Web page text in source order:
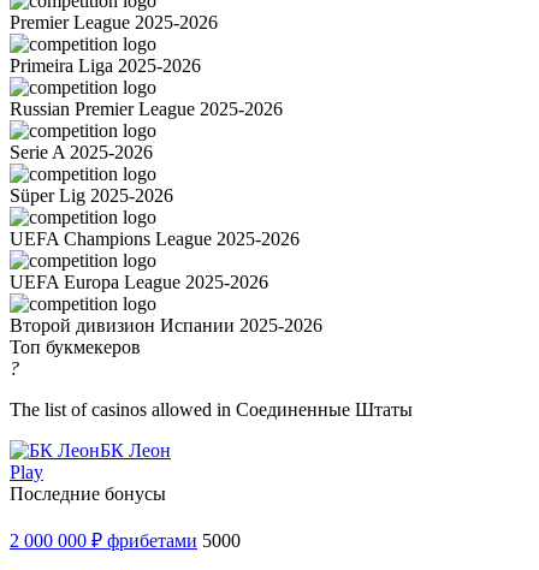
Premier League 2025-2026
Primeira Liga 2025-2026
Russian Premier League 2025-2026
Serie A 2025-2026
Süper Lig 2025-2026
UEFA Champions League 2025-2026
UEFA Europa League 2025-2026
Второй дивизион Испании 2025-2026
Топ букмекеров
?
The list of casinos allowed in Соединенные Штаты
БК Леон
Play
Последние бонусы
2 000 000 ₽ фрибетами 5000